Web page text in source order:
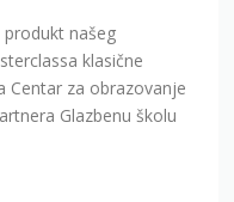
našeg
klasične
Centar za obrazovanje
Glazbenu školu